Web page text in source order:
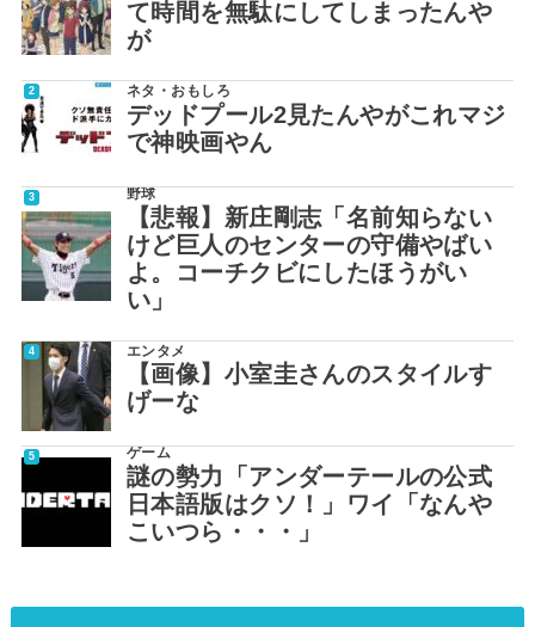
て時間を無駄にしてしまったんや
が
ネタ・おもしろ
デッドプール2見たんやがこれマジ
で神映画やん
野球
【悲報】新庄剛志「名前知らない
けど巨人のセンターの守備やばい
よ。コーチクビにしたほうがい
い」
エンタメ
【画像】小室圭さんのスタイルす
げーな
ゲーム
謎の勢力「アンダーテールの公式
日本語版はクソ！」ワイ「なんや
こいつら・・・」